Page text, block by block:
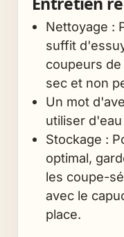
Nettoyage :
suffit
coupeurs
sec et non
Un mot
utiliser
Stockage :
optimal,
les coupe-
avec le
place.